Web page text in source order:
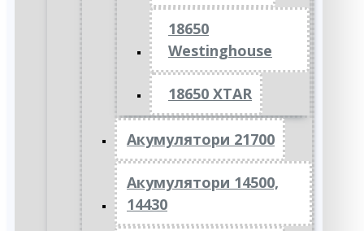
18650
Westinghouse
18650 XTAR
Акумулятори 21700
Акумулятори 14500,
14430